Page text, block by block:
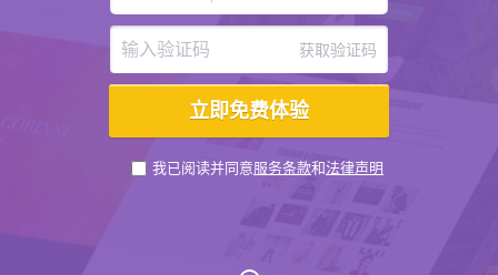
获取验证码
我已阅读并同意服务条款和法律声明